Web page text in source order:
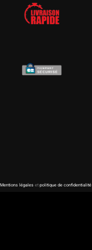
Mentions légales et politique de confidentialité